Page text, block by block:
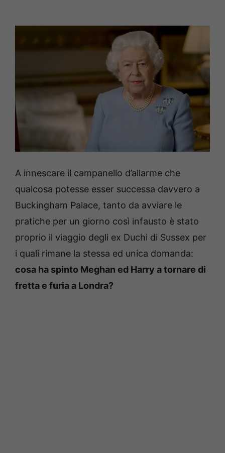
A innescare il campanello d’allarme che
qualcosa potesse esser successa davvero a
Buckingham Palace, tanto da avviare le
pratiche per un giorno così infausto è stato
proprio il viaggio degli ex Duchi di Sussex per
i quali rimane la stessa ed unica domanda:
cosa ha spinto Meghan ed Harry a tornare di
fretta e furia a Londra?